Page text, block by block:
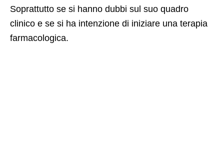
Soprattutto se si hanno dubbi sul suo quadro
clinico e se si ha intenzione di iniziare una terapia
farmacologica.